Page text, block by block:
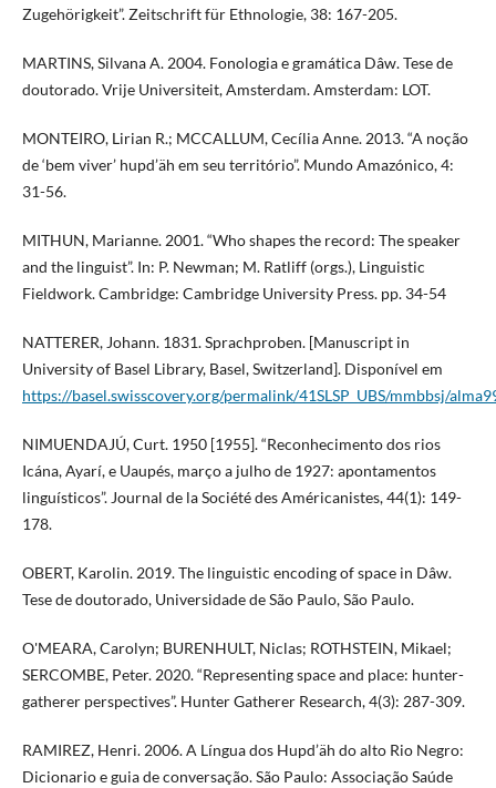
Zugehörigkeit”. Zeitschrift für Ethnologie, 38: 167-205.
MARTINS, Silvana A. 2004. Fonologia e gramática Dâw. Tese de
doutorado. Vrije Universiteit, Amsterdam. Amsterdam: LOT.
MONTEIRO, Lirian R.; MCCALLUM, Cecília Anne. 2013. “A noção
de ‘bem viver’ hupd’äh em seu território”. Mundo Amazónico, 4:
31-56.
MITHUN, Marianne. 2001. “Who shapes the record: The speaker
and the linguist”. In: P. Newman; M. Ratliff (orgs.), Linguistic
Fieldwork. Cambridge: Cambridge University Press. pp. 34-54
NATTERER, Johann. 1831. Sprachproben. [Manuscript in
University of Basel Library, Basel, Switzerland]. Disponível em
https://basel.swisscovery.org/permalink/41SLSP_UBS/mmbbsj/
NIMUENDAJÚ, Curt. 1950 [1955]. “Reconhecimento dos rios
Icána, Ayarí, e Uaupés, março a julho de 1927: apontamentos
linguísticos”. Journal de la Société des Américanistes, 44(1): 149-
178.
OBERT, Karolin. 2019. The linguistic encoding of space in Dâw.
Tese de doutorado, Universidade de São Paulo, São Paulo.
O'MEARA, Carolyn; BURENHULT, Niclas; ROTHSTEIN, Mikael;
SERCOMBE, Peter. 2020. “Representing space and place: hunter-
gatherer perspectives”. Hunter Gatherer Research, 4(3): 287-309.
RAMIREZ, Henri. 2006. A Língua dos Hupd’äh do alto Rio Negro:
Dicionario e guia de conversação. São Paulo: Associação Saúde